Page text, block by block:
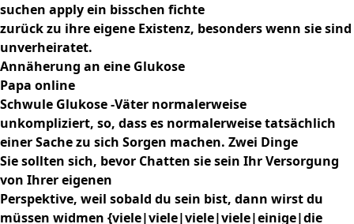
suchen apply ein bisschen fichte
zurück zu ihre eigene Existenz, besonders wenn sie sind
unverheiratet.
Annäherung an eine Glukose
Papa online
Schwule Glukose -Väter normalerweise
unkompliziert, so, dass es normalerweise tatsächlich
einer Sache zu sich Sorgen machen. Zwei Dinge
Sie sollten sich, bevor Chatten sie sein Ihr Versorgung
von Ihrer eigenen
Perspektive, weil sobald du sein bist, dann wirst du
müssen widmen {viele|viele|viele|viele|einige|die